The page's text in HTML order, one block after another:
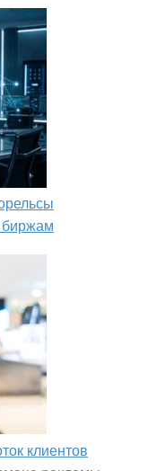
биржам
клиентов